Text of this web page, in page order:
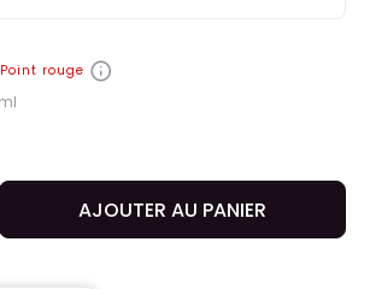
Point rouge
AJOUTER AU PANIER